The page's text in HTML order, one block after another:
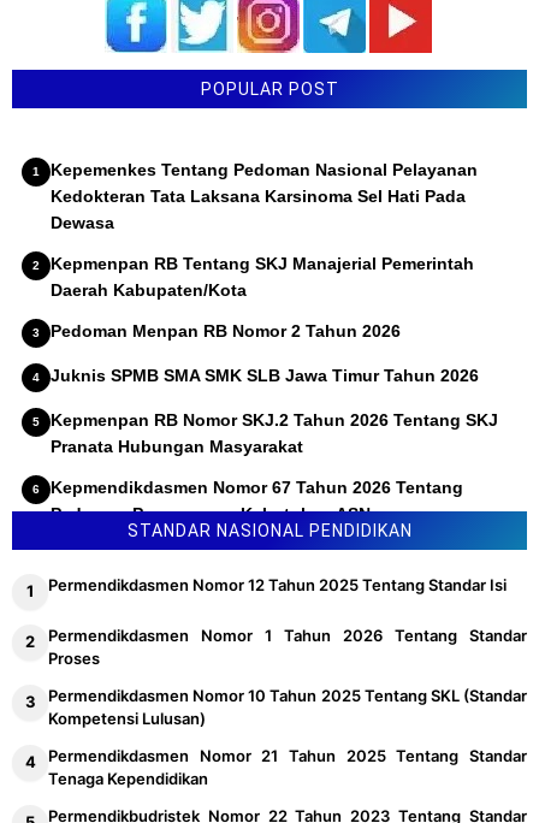
POPULAR POST
Kepemenkes Tentang Pedoman Nasional Pelayanan
Kedokteran Tata Laksana Karsinoma Sel Hati Pada
Dewasa
Kepmenpan RB Tentang SKJ Manajerial Pemerintah
Daerah Kabupaten/Kota
Pedoman Menpan RB Nomor 2 Tahun 2026
Juknis SPMB SMA SMK SLB Jawa Timur Tahun 2026
Kepmenpan RB Nomor SKJ.2 Tahun 2026 Tentang SKJ
Pranata Hubungan Masyarakat
Kepmendikdasmen Nomor 67 Tahun 2026 Tentang
Pedoman Penyusunan Kebutuhan ASN
STANDAR NASIONAL PENDIDIKAN
Permendikdasmen Nomor 12 Tahun 2025 Tentang Standar Isi
Permendikdasmen Nomor 1 Tahun 2026 Tentang Standar
Proses
Permendikdasmen Nomor 10 Tahun 2025 Tentang SKL (Standar
Kompetensi Lulusan)
Permendikdasmen Nomor 21 Tahun 2025 Tentang Standar
Tenaga Kependidikan
Permendikbudristek Nomor 22 Tahun 2023 Tentang Standar